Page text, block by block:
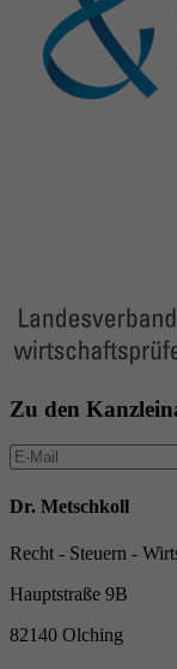
Zu den
Dr. Metschkoll
Recht - Steuern -
Hauptstraße 9B
82140 Olching